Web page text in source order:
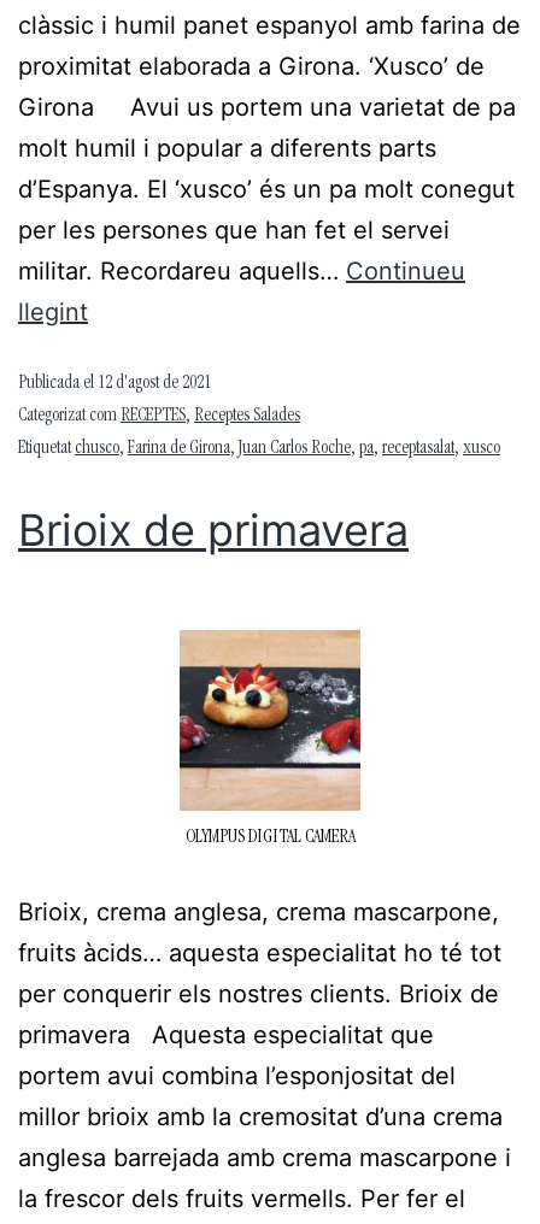
clàssic i humil panet espanyol amb farina de
proximitat elaborada a Girona. ‘Xusco’ de
Girona Avui us portem una varietat de pa
molt humil i popular a diferents parts
d’Espanya. El ‘xusco’ és un pa molt conegut
per les persones que han fet el servei
militar. Recordareu aquells… Continueu
llegint
Publicada el 12 d'agost de 2021
Categorizat com RECEPTES, Receptes Salades
Etiquetatchusco, Farina de Girona, Juan Carlos Roche, pa, receptasalat, xusco
Brioix de primavera
OLYMPUS DIGITAL CAMERA
Brioix, crema anglesa, crema mascarpone,
fruits àcids… aquesta especialitat ho té tot
per conquerir els nostres clients. Brioix de
primavera Aquesta especialitat que
portem avui combina l’esponjositat del
millor brioix amb la cremositat d’una crema
anglesa barrejada amb crema mascarpone i
la frescor dels fruits vermells. Per fer el